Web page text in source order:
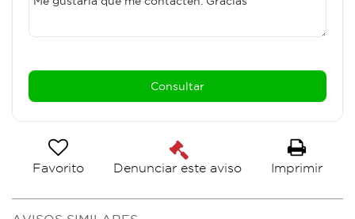
Favorito Denunciar este aviso Imprimir